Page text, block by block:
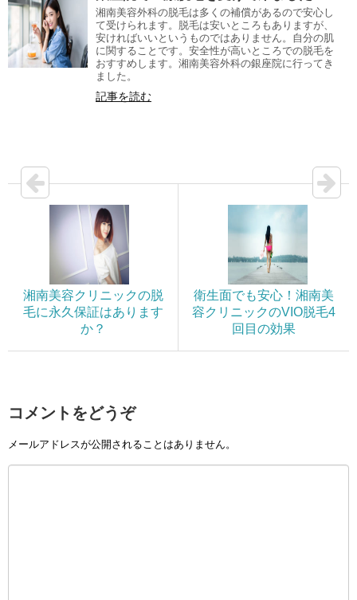
湘南美容外科の脱毛は多くの補償があるので安心し
て受けられます。脱毛は安いところもありますが、
安ければいいというものではありません。自分の肌
に関することです。安全性が高いところでの脱毛を
おすすめします。湘南美容外科の銀座院に行ってき
ました。
記事を読む
湘南美容クリニックの脱
毛に永久保証はあります
か？
衛生面でも安心！湘南美
容クリニックのVIO脱毛4
回目の効果
コメントをどうぞ
メールアドレスが公開されることはありません。